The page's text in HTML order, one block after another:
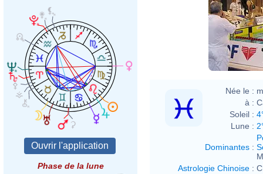
Phase de la lune
Née le :
à :
Soleil :
Lune :
Dominantes :
Astrologie Chinoise :